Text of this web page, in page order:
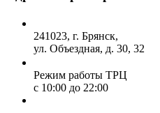
241023, г. Брянск,
ул. Объездная, д. 30, 32
Режим работы ТРЦ
с 10:00 до 22:00